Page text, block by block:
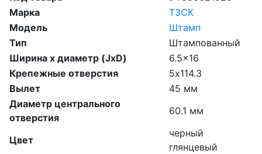
Марка
ТЗСК
Модель
Штамп
Тип
Штампованный
Ширина х диаметр (JxD)
6.5x16
Крепежные отверстия
5х114.3
Вылет
45 мм
Диаметр центрального
отверстия
60.1 мм
Цвет
черный
глянцевый